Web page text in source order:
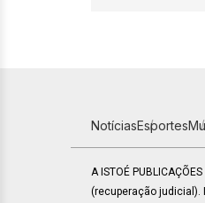
NotíciasEsportes
A ISTOÉ
(recuperação